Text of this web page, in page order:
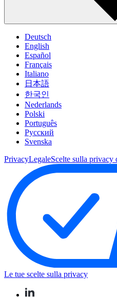
Deutsch
English
Español
Français
Italiano
日本語
한국인
Nederlands
Polski
Português
Pусский
Svenska
PrivacyLegaleScelte sulla privacy
Le tue scelte sulla privacy